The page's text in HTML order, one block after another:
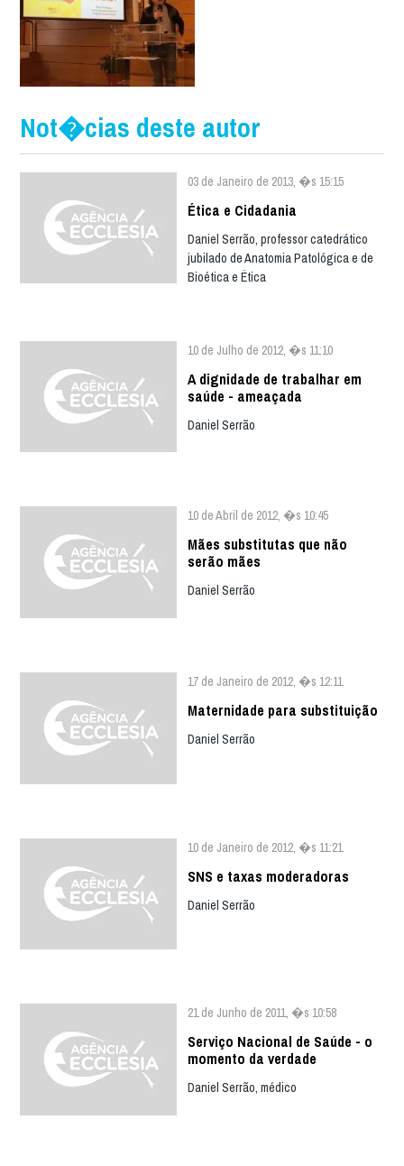
Not�cias deste autor
03 de Janeiro de 2013, �s 15:15
Ética e Cidadania
Daniel Serrão, professor catedrático
jubilado de Anatomia Patológica e de
Bioética e Ética
10 de Julho de 2012, �s 11:10
A dignidade de trabalhar em
saúde - ameaçada
Daniel Serrão
10 de Abril de 2012, �s 10:45
Mães substitutas que não
serão mães
Daniel Serrão
17 de Janeiro de 2012, �s 12:11
Maternidade para substituição
Daniel Serrão
10 de Janeiro de 2012, �s 11:21
SNS e taxas moderadoras
Daniel Serrão
21 de Junho de 2011, �s 10:58
Serviço Nacional de Saúde - o
momento da verdade
Daniel Serrão, médico